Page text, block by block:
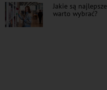
Jakie są
warto wybrać?